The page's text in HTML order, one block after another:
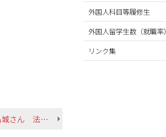
【2024年11月】釜慶大学（韓国） 名城さん 法学部 地域行政学科
2024年01月
2023年12月
2023年11月
2023年10月
外国人科目等履修生
外国人留学生数（就職率）
リンク集